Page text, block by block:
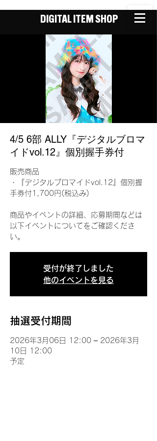
DIGITAL ITEM SHOP
4/5 6部 ALLY『デジタルブロマ
イドvol.12』個別握手券付
販売商品
・『デジタルブロマイドvol.12』個別握
手券付1,700円(税込み)
商品やイベントの詳細、応募期間などは
以下イベントについてをご確認くださ
い。
受付が終了しました
他のイベントを見る
抽選受付期間
2026年3月06日 12:00 – 2026年3月
10日 12:00
予定